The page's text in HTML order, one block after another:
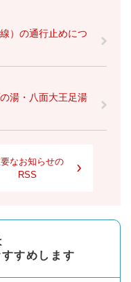
）の通行止めにつ
湯・八面大王足湯
なお知らせの
RSS
すめします